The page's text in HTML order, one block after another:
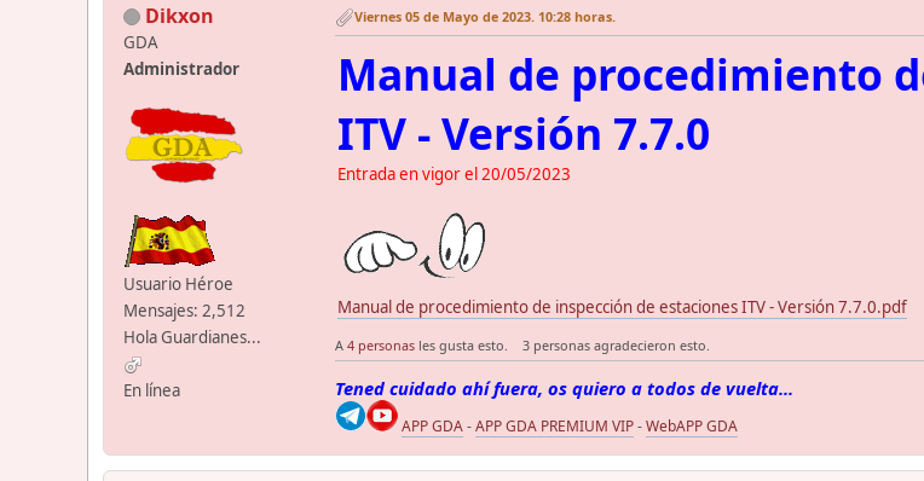
Dikxon
GDA
Administrador
Usuario Héroe
Mensajes: 2,512
Hola Guardianes...
En línea
Viernes 05 de Mayo de 2023. 10:28 horas.
Manual de procedimiento
ITV - Versión 7.7.0
Entrada en vigor el 20/05/2023
Manual de procedimiento de inspección de estaciones ITV - Versión 7.7.0.pdf
A 4 personas les gusta esto. 3 personas agradecieron esto.
Tened cuidado ahí fuera, os quiero a todos de vuelta...
APP GDA-APP GDA PREMIUM VIP-WebAPP GDA